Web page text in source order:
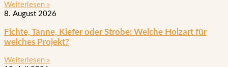
Weiterlesen »
8. August 2026
Fichte, Tanne, Kiefer oder Strobe: Welche Holzart für
welches Projekt?
Weiterlesen »